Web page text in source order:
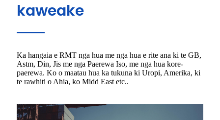
kaweake
Ka hangaia e RMT nga hua me nga hua e rite ana ki te GB,
Astm, Din, Jis me nga Paerewa Iso, me nga hua kore-
paerewa. Ko o maatau hua ka tukuna ki Uropi, Amerika, ki
te rawhiti o Ahia, ko Midd East etc..